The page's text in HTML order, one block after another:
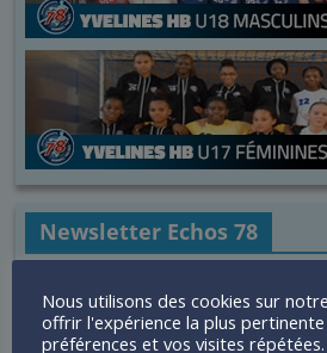
Newsletter Echos 78
Nous utilisons des cookies sur
offrir l'expérience la plus
préférences et vos visites